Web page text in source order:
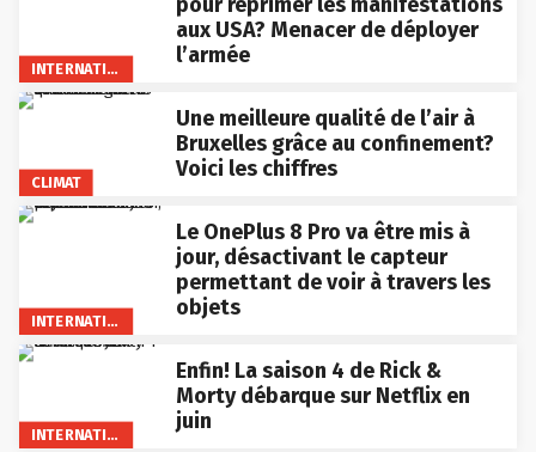
INTERNATIONAL
aux USA? Menacer de déployer
l’armée
CLIMAT
Une meilleure qualité de l’air à
Bruxelles grâce au confinement?
Voici les chiffres
INTERNATIONAL
Le OnePlus 8 Pro va être mis à
jour, désactivant le capteur
permettant de voir à travers les
objets
INTERNATIONAL
Enfin! La saison 4 de Rick &
Morty débarque sur Netflix en
juin